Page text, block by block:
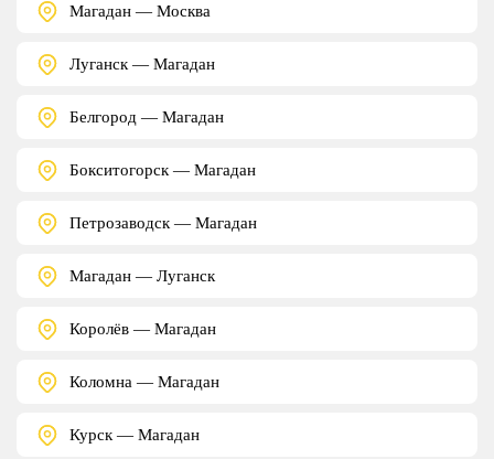
Магадан — Москва
Луганск — Магадан
Белгород — Магадан
Бокситогорск — Магадан
Петрозаводск — Магадан
Магадан — Луганск
Королёв — Магадан
Коломна — Магадан
Курск — Магадан